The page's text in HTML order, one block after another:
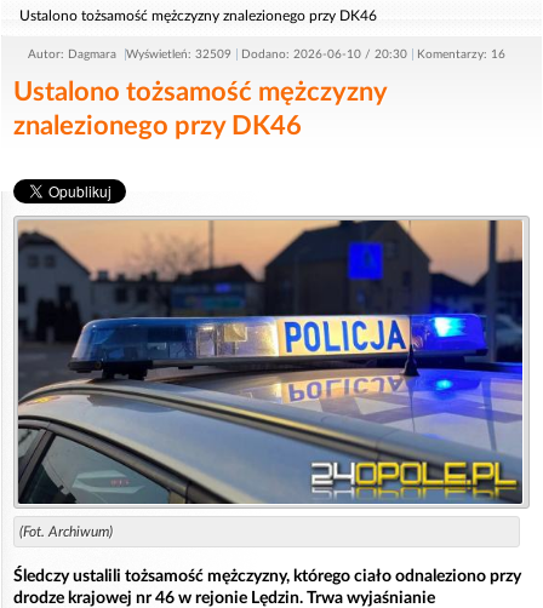
Ustalono tożsamość mężczyzny znalezionego przy DK46
Autor: Dagmara Wyświetleń: 32509 Dodano: 2026-06-10 / 20:30 Komentarzy: 16
Ustalono tożsamość mężczyzny
znalezionego przy DK46
(Fot. Archiwum)
Śledczy ustalili tożsamość mężczyzny, którego ciało odnaleziono przy
drodze krajowej nr 46 w rejonie Lędzin. Trwa wyjaśnianie